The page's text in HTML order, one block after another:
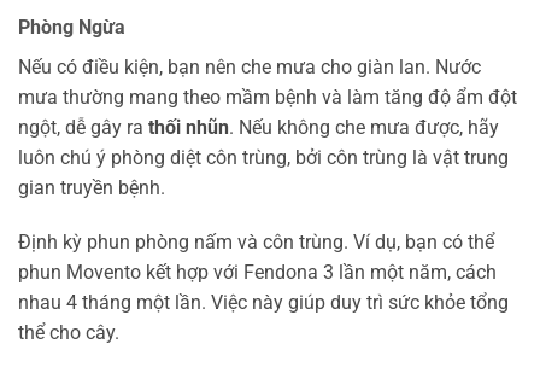
Phòng Ngừa
Nếu có điều kiện, bạn nên che mưa cho giàn lan. Nước
mưa thường mang theo mầm bệnh và làm tăng độ ẩm đột
ngột, dễ gây ra thối nhũn. Nếu không che mưa được, hãy
luôn chú ý phòng diệt côn trùng, bởi côn trùng là vật trung
gian truyền bệnh.
Định kỳ phun phòng nấm và côn trùng. Ví dụ, bạn có thể
phun Movento kết hợp với Fendona 3 lần một năm, cách
nhau 4 tháng một lần. Việc này giúp duy trì sức khỏe tổng
thể cho cây.